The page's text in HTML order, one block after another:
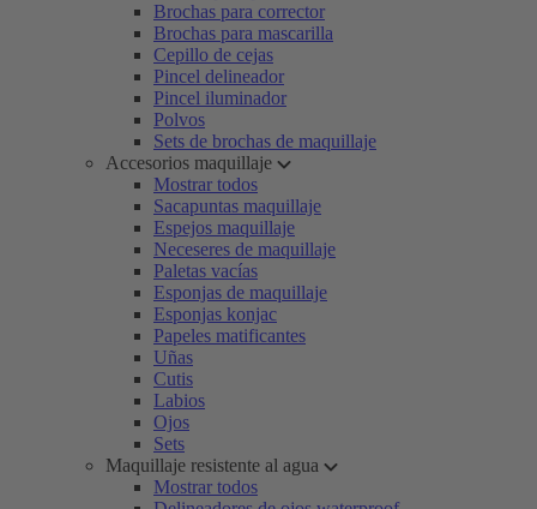
Brochas para corrector
Brochas para mascarilla
Cepillo de cejas
Pincel delineador
Pincel iluminador
Polvos
Sets de brochas de maquillaje
Accesorios maquillaje
Mostrar todos
Sacapuntas maquillaje
Espejos maquillaje
Neceseres de maquillaje
Paletas vacías
Esponjas de maquillaje
Esponjas konjac
Papeles matificantes
Uñas
Cutis
Labios
Ojos
Sets
Maquillaje resistente al agua
Mostrar todos